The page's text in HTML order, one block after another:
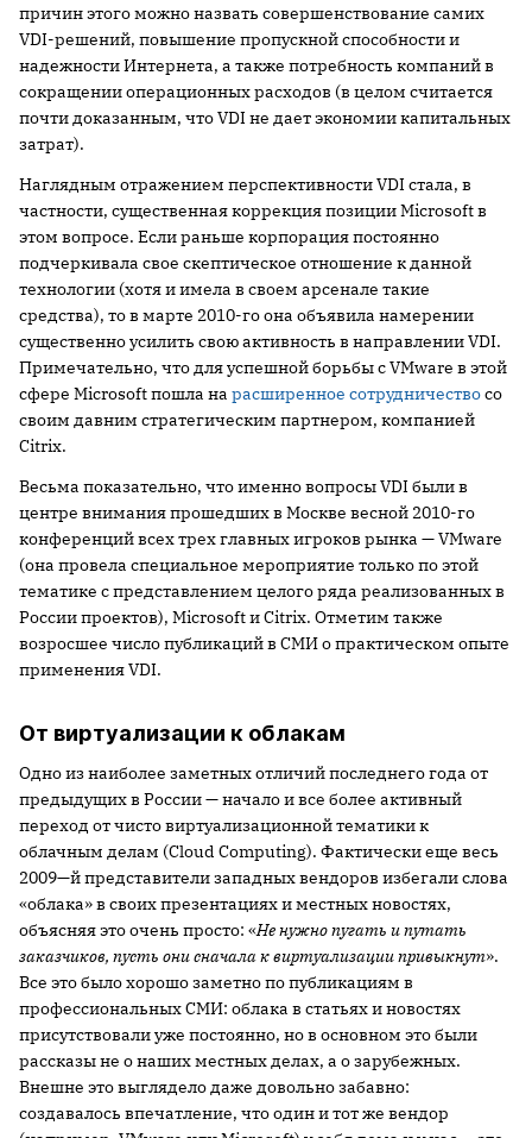
причин этого можно назвать совершенствование самих
VDI-решений, повышение пропускной способности и
надежности Интернета, а также потребность компаний в
сокращении операционных расходов (в целом считается
почти доказанным, что VDI не дает экономии капитальных
затрат).
Наглядным отражением перспективности VDI стала, в
частности, существенная коррекция позиции Microsoft в
этом вопросе. Если раньше корпорация постоянно
подчеркивала свое скептическое отношение к данной
технологии (хотя и имела в своем арсенале такие
средства), то в марте 2010-го она объявила намерении
существенно усилить свою активность в направлении VDI.
Примечательно, что для успешной борьбы с VMware в этой
сфере Microsoft пошла на расширенное сотрудничествосо
своим давним стратегическим партнером, компанией
Citrix.
Весьма показательно, что именно вопросы VDI были в
центре внимания прошедших в Москве весной 2010-го
конференций всех трех главных игроков рынка — VMware
(она провела специальное мероприятие только по этой
тематике с представлением целого ряда реализованных в
России проектов), Microsoft и Citrix. Отметим также
возросшее число публикаций в СМИ о практическом опыте
применения VDI.
От виртуализации к облакам
Одно из наиболее заметных отличий последнего года от
предыдущих в России — начало и все более активный
переход от чисто виртуализационной тематики к
облачным делам (Cloud Computing). Фактически еще весь
2009—й представители западных вендоров избегали слова
«облака» в своих презентациях и местных новостях,
объясняя это очень просто: «Не нужно пугать и путать
заказчиков, пусть они сначала к виртуализации привыкнут».
Все это было хорошо заметно по публикациям в
профессиональных СМИ: облака в статьях и новостях
присутствовали уже постоянно, но в основном это были
рассказы не о наших местных делах, а о зарубежных.
Внешне это выглядело даже довольно забавно:
создавалось впечатление, что один и тот же вендор